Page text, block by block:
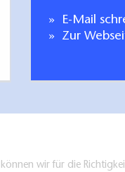
E-Mail
Zur
wir für die